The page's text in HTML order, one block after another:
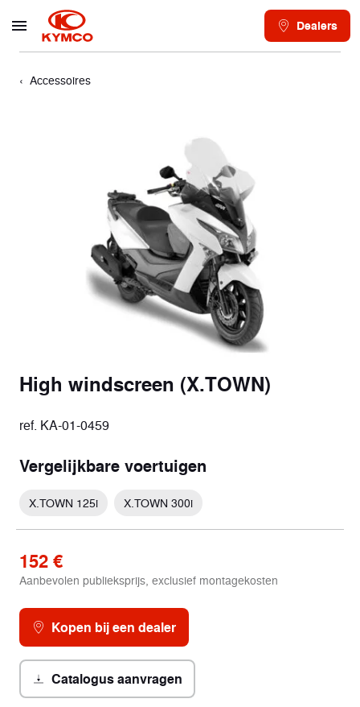
Dealers
Accessoires
High windscreen (X.TOWN)
ref. KA-01-0459
Vergelijkbare voertuigen
X.TOWN 125i X.TOWN 300i
152 €
Aanbevolen publieksprijs, exclusief montagekosten
Kopen bij een dealer
Catalogus aanvragen